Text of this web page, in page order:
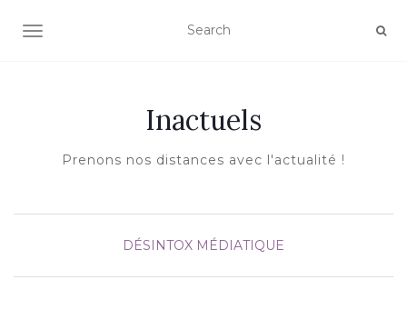
AFFICHER/MASQUER LA NAVIGATION
Inactuels
Prenons nos distances avec l'actualité !
DÉSINTOX MÉDIATIQUE